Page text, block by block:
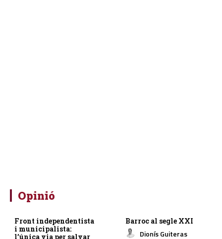
Opinió
Front independentista
i municipalista:
l’única via per salvar
Barroc al segle XXI
Dionís Guiteras